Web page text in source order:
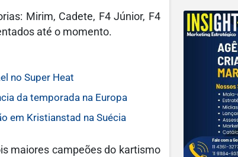
Mirim, Cadete, F4 Júnior, F4
até o momento.
no Super Heat
da temporada na Europa
em Kristianstad na Suécia
maiores campeões do kartismo